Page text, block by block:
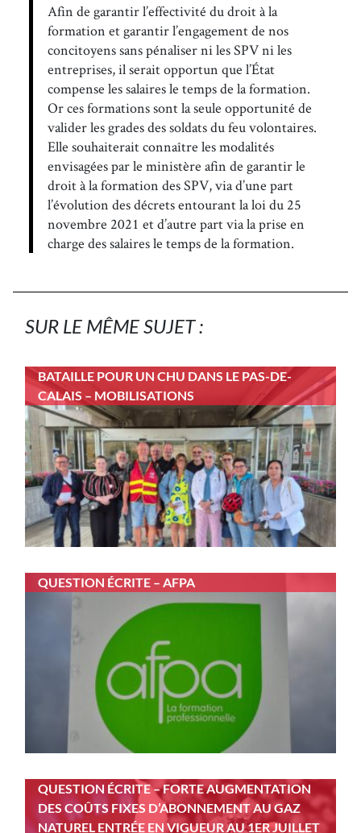
Afin de garantir l’effectivité du droit à la
formation et garantir l’engagement de nos
concitoyens sans pénaliser ni les SPV ni les
entreprises, il serait opportun que l’État
compense les salaires le temps de la formation.
Or ces formations sont la seule opportunité de
valider les grades des soldats du feu volontaires.
Elle souhaiterait connaître les modalités
envisagées par le ministère afin de garantir le
droit à la formation des SPV, via d’une part
l’évolution des décrets entourant la loi du 25
novembre 2021 et d’autre part via la prise en
charge des salaires le temps de la formation.
SUR LE MÊME SUJET :
BATAILLE POUR UN CHU DANS LE PAS-DE-
CALAIS – MOBILISATIONS
QUESTION ÉCRITE – AFPA
QUESTION ÉCRITE – FORTE AUGMENTATION
DES COÛTS FIXES D’ABONNEMENT AU GAZ
NATUREL ENTRÉE EN VIGUEUR AU 1ER JUILLET